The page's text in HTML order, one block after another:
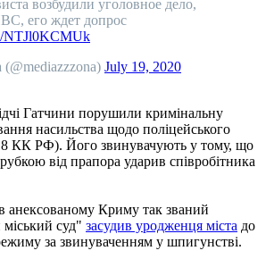
возбудили уголовное дело,
его ждет допрос
NTJl0KCMUk
July 19, 2020
Гатчини порушили кримінальну
насильства щодо поліцейського
КК РФ). Його звинувачують у тому, що
від прапора ударив співробітника
анексованому Криму так званий
суд" засудив уродженця міста до
за звинуваченням у шпигунстві.